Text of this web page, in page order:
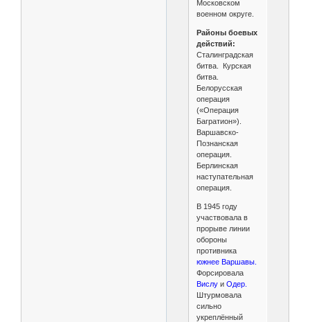
Московском
военном округе.
Районы боевых
действий:
Сталинградская
битва. Курская
битва.
Белорусская
операция
(«Операция
Багратион»).
Варшавско-
Познанская
операция.
Берлинская
наступательная
операция.
В 1945 году
участвовала в
прорыве линии
обороны
противника
южнее Варшавы.
Форсировала
Вислуи Одер.
Штурмовала
сильно
укреплённый